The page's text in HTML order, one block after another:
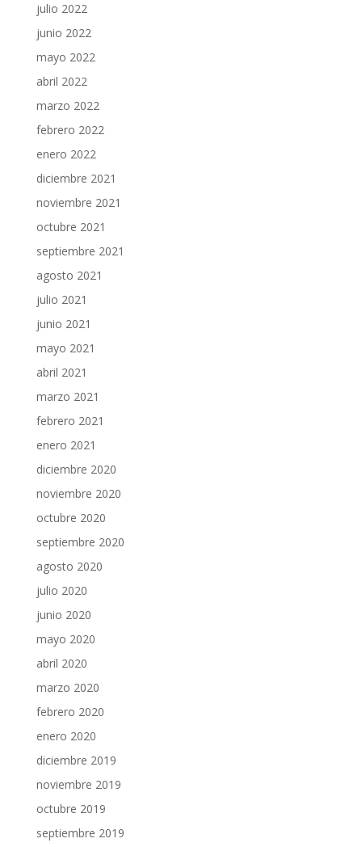
julio 2022
junio 2022
mayo 2022
abril 2022
marzo 2022
febrero 2022
enero 2022
diciembre 2021
noviembre 2021
octubre 2021
septiembre 2021
agosto 2021
julio 2021
junio 2021
mayo 2021
abril 2021
marzo 2021
febrero 2021
enero 2021
diciembre 2020
noviembre 2020
octubre 2020
septiembre 2020
agosto 2020
julio 2020
junio 2020
mayo 2020
abril 2020
marzo 2020
febrero 2020
enero 2020
diciembre 2019
noviembre 2019
octubre 2019
septiembre 2019